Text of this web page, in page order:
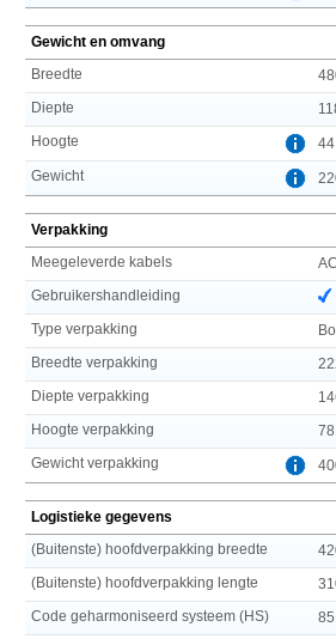
Gewicht en omvang
Breedte
Diepte
Hoogte
Gewicht
Verpakking
Meegeleverde kabels
Gebruikershandleiding
Type verpakking
Breedte verpakking
Diepte verpakking
Hoogte verpakking
Gewicht verpakking
Logistieke gegevens
(Buitenste) hoofdverpakking breedte
(Buitenste) hoofdverpakking lengte
Code geharmoniseerd systeem (HS)